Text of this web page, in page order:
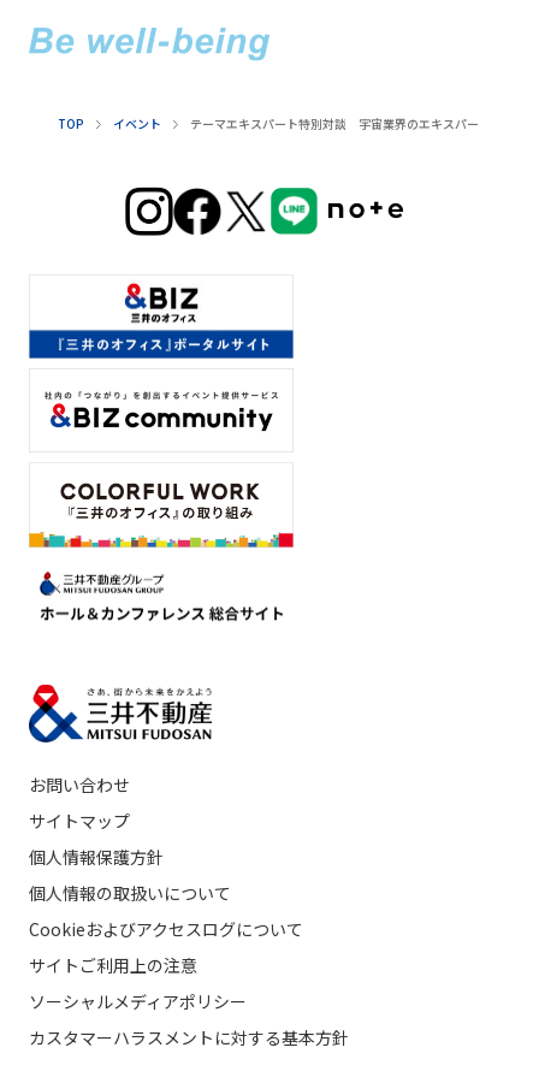
TOP イベント テーマエキスパート特別対談 宇宙業界のエキスパートが紐解
お問い合わせ
サイトマップ
個人情報保護方針
個人情報の取扱いについて
Cookieおよびアクセスログについて
サイトご利用上の注意
ソーシャルメディアポリシー
カスタマーハラスメントに対する基本方針